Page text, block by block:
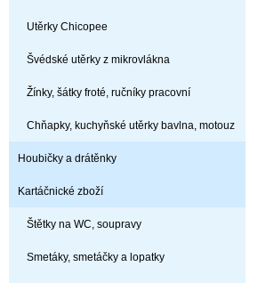
Utěrky Chicopee
Švédské utěrky z mikrovlákna
Žínky, šátky froté, ručníky pracovní
Chňapky, kuchyňské utěrky bavlna, motouz
Houbičky a drátěnky
Kartáčnické zboží
Štětky na WC, soupravy
Smetáky, smetáčky a lopatky